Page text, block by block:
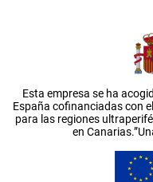
Esta empresa se ha
España cofinanciadas con
para las regiones
en